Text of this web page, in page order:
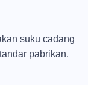
suku cadang
pabrikan.